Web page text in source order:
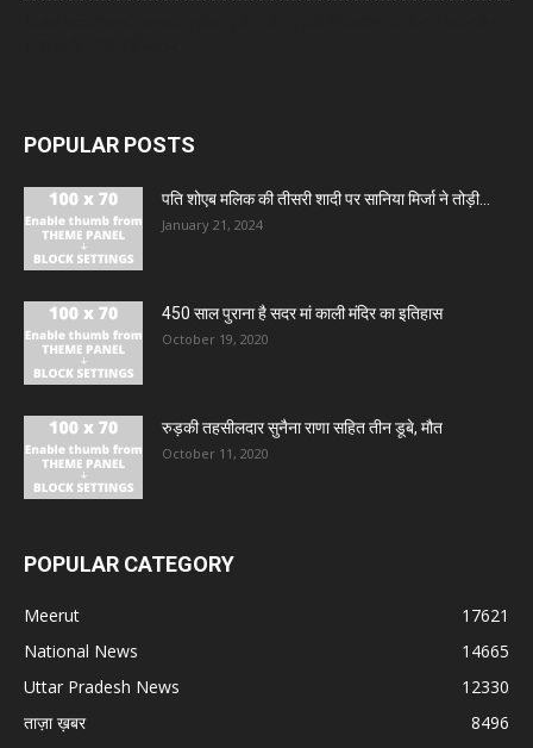
POPULAR POSTS
पति शोएब मलिक की तीसरी शादी पर सानिया मिर्जा ने तोड़ी...
January 21, 2024
450 साल पुराना है सदर मां काली मंदिर का इतिहास
October 19, 2020
रुड़की तहसीलदार सुनैना राणा सहित तीन डूबे, मौत
October 11, 2020
POPULAR CATEGORY
Meerut
17621
National News
14665
Uttar Pradesh News
12330
ताज़ा ख़बर
8496